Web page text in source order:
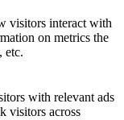
visitors interact with
on metrics the
etc.
with relevant ads
visitors across